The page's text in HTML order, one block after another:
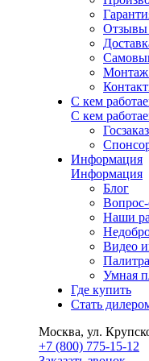
Отзывы
Монтаж
С кем
С кем
Информация
Информация
Блог
Вопрос-
Наши
Видео
Умная
Где купить
Стать
Москва, ул.
+7 (800) 775-15-12